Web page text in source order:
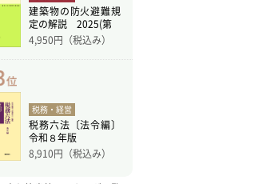
建築物の防火避難規
定の解説 2025(第
4,950円（税込み）
税務・経営
税務六法〔法令編〕
令和８年版
8,910円（税込み）